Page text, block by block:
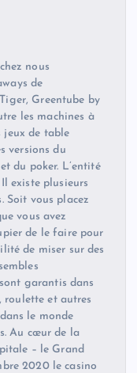
nous
de
Greentube by
les machines à
jeux de table
versions du
du poker. L’entité
existe plusieurs
Soit vous placez
vous avez
de le faire pour
de miser sur des
garantis dans
roulette et autres
le monde
Au cœur de la
– le Grand
2020 le casino